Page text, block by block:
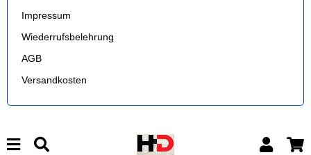
Impressum
Wiederrufsbelehrung
AGB
Versandkosten